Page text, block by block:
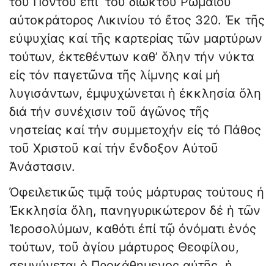
αὐτοκράτορος Λικινίου τό ἔτος 320. Ἐκ τῆς
εὐψυχίας καί τῆς καρτερίας τῶν μαρτύρων
τούτων, ἐκτεθέντων καθ’ ὅλην τήν νύκτα
εἰς τόν παγετῶνα τῆς λίμνης καί μή
λυγισάντων, ἐμψυχώνεται ἡ ἐκκλησία ὅλη
διά τήν συνέχισιν τοῦ ἀγῶνος τῆς
νηστείας καί τήν συμμετοχήν εἰς τό Πάθος
τοῦ Χριστοῦ καί τήν ἔνδοξον Αὐτοῦ
Ἀνάστασιν.
Ὀφειλετικῶς τιμᾷ τούς μάρτυρας τούτους ἠ
Ἐκκλησία ὅλη, πανηγυρικώτερον δέ ἡ τῶν
Ἱεροσολύμων, καθότι ἐπί τῷ ὀνόματι ἑνός
τούτων, τοῦ ἁγίου μάρτυρος Θεοφίλου,